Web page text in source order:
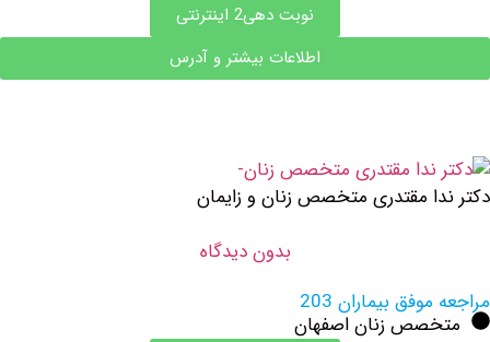
نوبت دهی2 اینترنتی
اطلاعات بیشتر و آدرس
مقتدری متخصص زنان و زایمان
بدون دیدگاه
بیماران 203
زنان اصفهان